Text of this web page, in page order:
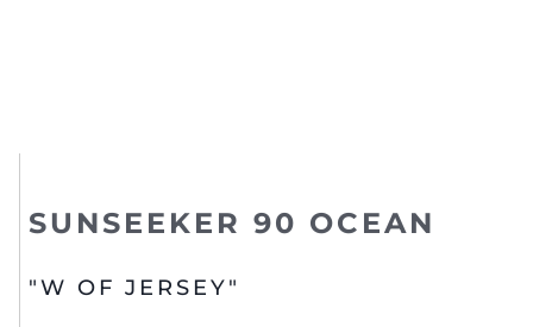
SUNSEEKER 90 OCEAN
"W OF JERSEY"